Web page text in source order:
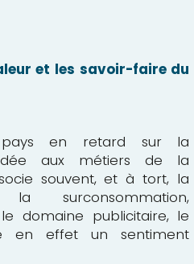
et les savoir-faire du
en retard sur la
aux métiers de la
souvent, et à tort, la
surconsommation,
domaine publicitaire, le
en effet un sentiment